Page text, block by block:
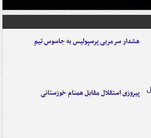
هشدار سرمربی پرسپولیس به جاسوس تیم
پیروزی استقلال مقابل همنام خوزستانی